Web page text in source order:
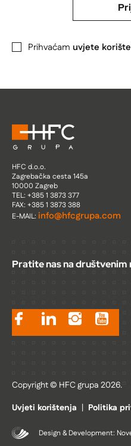
Prihvaćam uvjete
HFC d.o.o.
Zagrebačka cesta 145a
10000 Zagreb
TEL: +385 1 3873 377
FAX: +385 1 3873 388
E-MAIL: info@hfcgrupa.com
Pratite nas na društvenim
Copyright © HFC grupa 2026.
Uvjeti korištenja | Politika
Design & Development: